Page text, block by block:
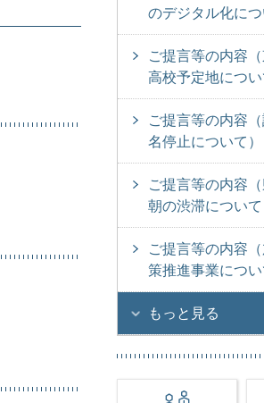
のデジタル化につ
ご提言等の内容
高校予定地につい
ご提言等の内容
名停止について）
ご提言等の内容
朝の渋滞について
ご提言等の内容
策推進事業につい
もっと見る